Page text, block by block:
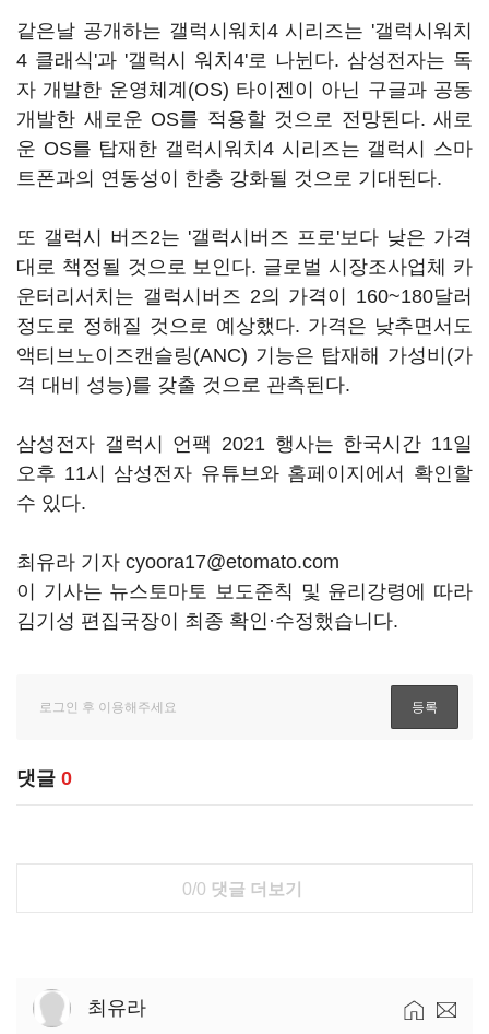
같은날 공개하는 갤럭시워치4 시리즈는 '갤럭시워치
4 클래식'과 '갤럭시 워치4'로 나뉜다. 삼성전자는 독
자 개발한 운영체계(OS) 타이젠이 아닌 구글과 공동
개발한 새로운 OS를 적용할 것으로 전망된다. 새로
운 OS를 탑재한 갤럭시워치4 시리즈는 갤럭시 스마
트폰과의 연동성이 한층 강화될 것으로 기대된다.
또 갤럭시 버즈2는 '갤럭시버즈 프로'보다 낮은 가격
대로 책정될 것으로 보인다. 글로벌 시장조사업체 카
운터리서치는 갤럭시버즈 2의 가격이 160~180달러
정도로 정해질 것으로 예상했다. 가격은 낮추면서도
액티브노이즈캔슬링(ANC) 기능은 탑재해 가성비(가
격 대비 성능)를 갖출 것으로 관측된다.
삼성전자 갤럭시 언팩 2021 행사는 한국시간 11일
오후 11시 삼성전자 유튜브와 홈페이지에서 확인할
수 있다.
최유라 기자 cyoora17@etomato.com
이 기사는 뉴스토마토 보도준칙 및 윤리강령에 따라
김기성 편집국장이 최종 확인·수정했습니다.
댓글 0
0/0 댓글 더보기
최유라